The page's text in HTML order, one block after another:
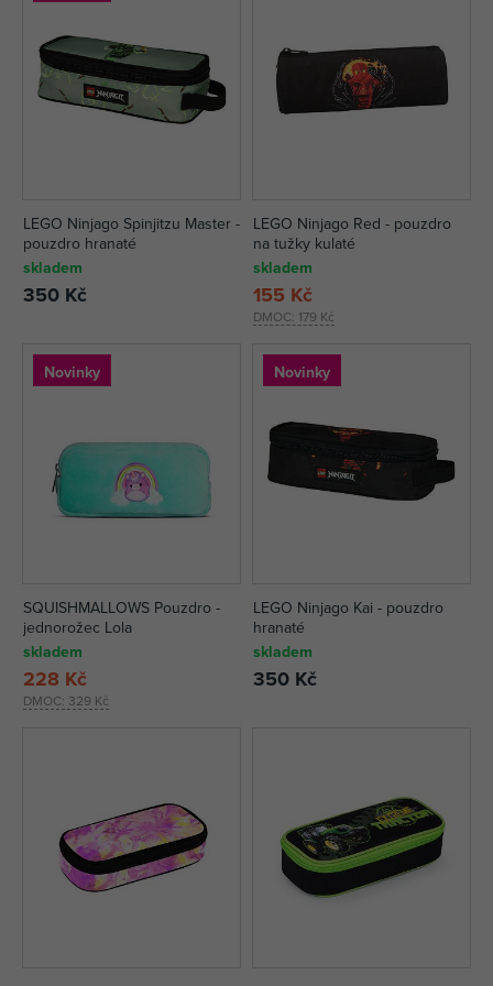
LEGO Ninjago Spinjitzu Master -
pouzdro hranaté
skladem
350 Kč
LEGO Ninjago Red - pouzdro
na tužky kulaté
skladem
DMOC: 179 Kč
155 Kč
Novinky
SQUISHMALLOWS Pouzdro -
jednorožec Lola
skladem
DMOC: 329 Kč
228 Kč
Novinky
LEGO Ninjago Kai - pouzdro
hranaté
skladem
350 Kč